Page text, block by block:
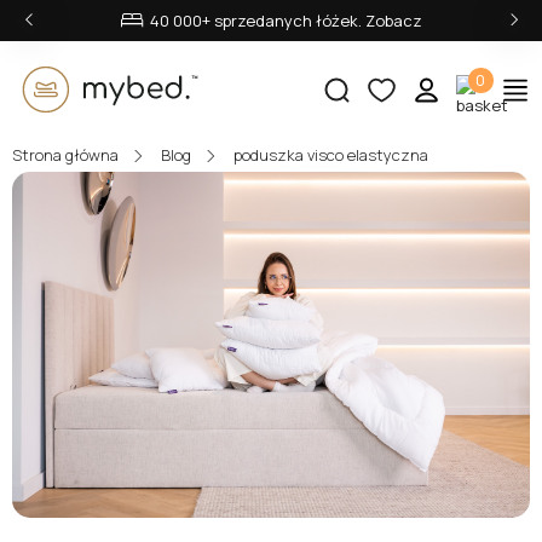
40 000+ sprzedanych łóżek. Zobacz
‹ ›
0
Strona główna Blog poduszka visco elastyczna
E-mail:
Hasło: